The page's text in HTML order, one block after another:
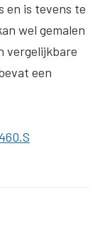
en is tevens te
wel gemalen
vergelijkbare
een